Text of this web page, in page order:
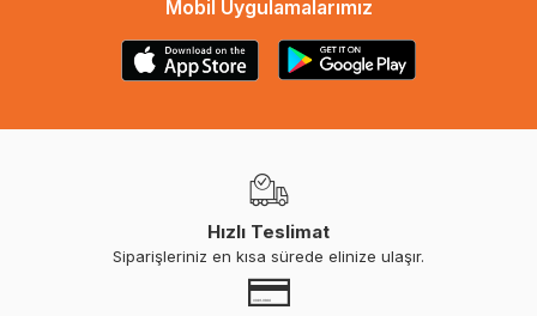
Mobil Uygulamalarımız
Hızlı Teslimat
Siparişleriniz en kısa sürede elinize ulaşır.